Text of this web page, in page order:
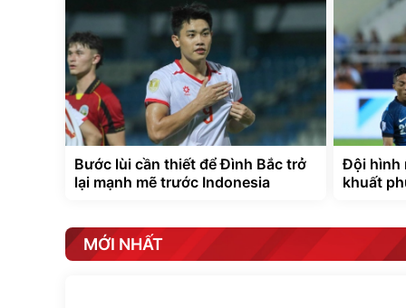
Bước lùi cần thiết để Đình Bắc trở
lại mạnh mẽ trước Indonesia
Đội hình
khuất
MỚI NHẤT